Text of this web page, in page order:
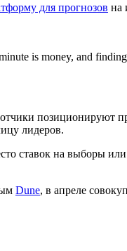
для прогнозов на
is money, and
лидеров.
ставок на выборы
Dune, в апреле